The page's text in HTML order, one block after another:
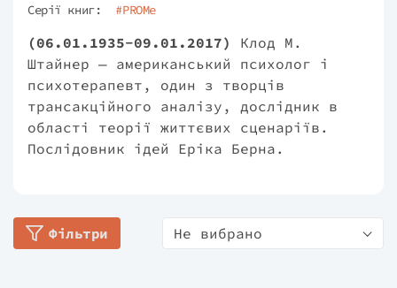
Серії книг: #PROMe
(06.01.1935-09.01.2017)
Клод М.
Штайнер — американський психолог і
психотерапевт, один з творців
трансакційного аналізу, дослідник в
області теорії життєвих сценаріїв.
Послідовник ідей Еріка Берна.
Фільтри Не вибрано